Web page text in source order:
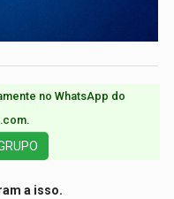
no WhatsApp do
a isso.